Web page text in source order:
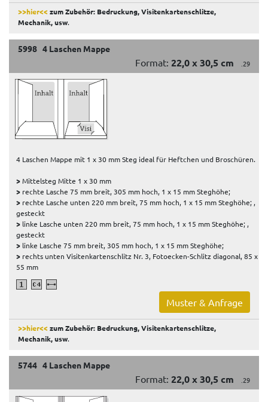
>>hier<<zum Zubehör: Bedruckung, Visitenkartenschlitze,
Mechanik, usw.
5998 4 Laschen Mappe
Format: 22,0 x 30,5 cm .29
4 Laschen Mappe mit 1 x 30 mm Steg ideal für Heftchen und Broschüren.
>Mittelsteg Mitte 1 x 30 mm
> rechte Lasche 75 mm breit, 305 mm hoch, 1 x 15 mm Steghöhe;
> rechte Lasche unten 220 mm breit, 75 mm hoch, 1 x 15 mm Steghöhe; ,
gesteckt
> linke Lasche unten 220 mm breit, 75 mm hoch, 1 x 15 mm Steghöhe; ,
gesteckt
> linke Lasche 75 mm breit, 305 mm hoch, 1 x 15 mm Steghöhe;
> rechts unten Visitenkartenschlitz Nr. 3, Fotoecken-Schlitz diagonal, 85 x
55 mm
Muster & Anfrage
>>hier<<zum Zubehör: Bedruckung, Visitenkartenschlitze,
Mechanik, usw.
5744 4 Laschen Mappe
Format: 22,0 x 30,5 cm .29